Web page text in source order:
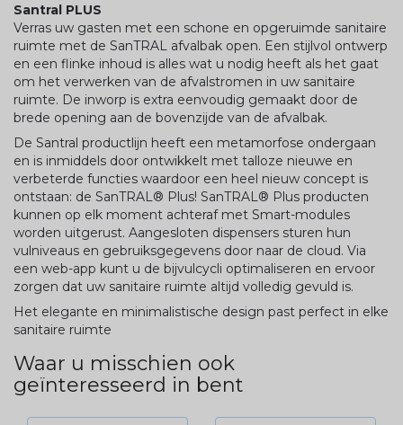
Santral PLUS
Verras uw gasten met een schone en opgeruimde sanitaire
ruimte met de SanTRAL afvalbak open. Een stijlvol ontwerp
en een flinke inhoud is alles wat u nodig heeft als het gaat
om het verwerken van de afvalstromen in uw sanitaire
ruimte. De inworp is extra eenvoudig gemaakt door de
brede opening aan de bovenzijde van de afvalbak.
De Santral productlijn heeft een metamorfose ondergaan
en is inmiddels door ontwikkelt met talloze nieuwe en
verbeterde functies waardoor een heel nieuw concept is
ontstaan: de SanTRAL® Plus! SanTRAL® Plus producten
kunnen op elk moment achteraf met Smart-modules
worden uitgerust. Aangesloten dispensers sturen hun
vulniveaus en gebruiksgegevens door naar de cloud. Via
een web-app kunt u de bijvulcycli optimaliseren en ervoor
zorgen dat uw sanitaire ruimte altijd volledig gevuld is.
Het elegante en minimalistische design past perfect in elke
sanitaire ruimte
Waar u misschien ook
geïnteresseerd in bent